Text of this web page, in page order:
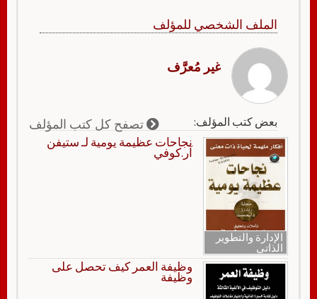
الملف الشخصي للمؤلف
غير مُعرَّف
بعض كتب المؤلف: تصفح كل كتب المؤلف
الإدارة والتطوير
الذاتي
نجاحات عظيمة يومية لـ ستيفن
آر.كوفي
وظيفة العمر كيف تحصل على
وظيفة